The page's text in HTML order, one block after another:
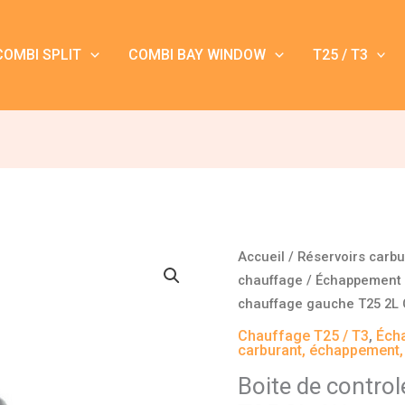
SPLIT COMBI BAY WINDOW T25 / T3
Accueil / Réservoirs
chauffage /
chauffage gauche T25 2L
Chauffage T25 / T3,
carburant,
Boite de
quantité
de
Boite
de
controle
de
chauffage